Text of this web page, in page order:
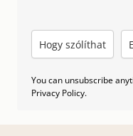
You can unsubscribe
Privacy Policy.